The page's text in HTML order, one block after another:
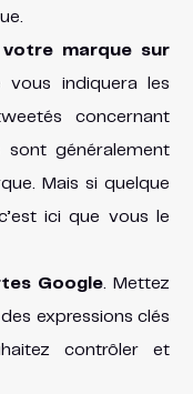
marque sur
vous indiquera les
concernant
sont généralement
Mais si quelque
ici que vous le
Google. Mettez
expressions clés
contrôler et